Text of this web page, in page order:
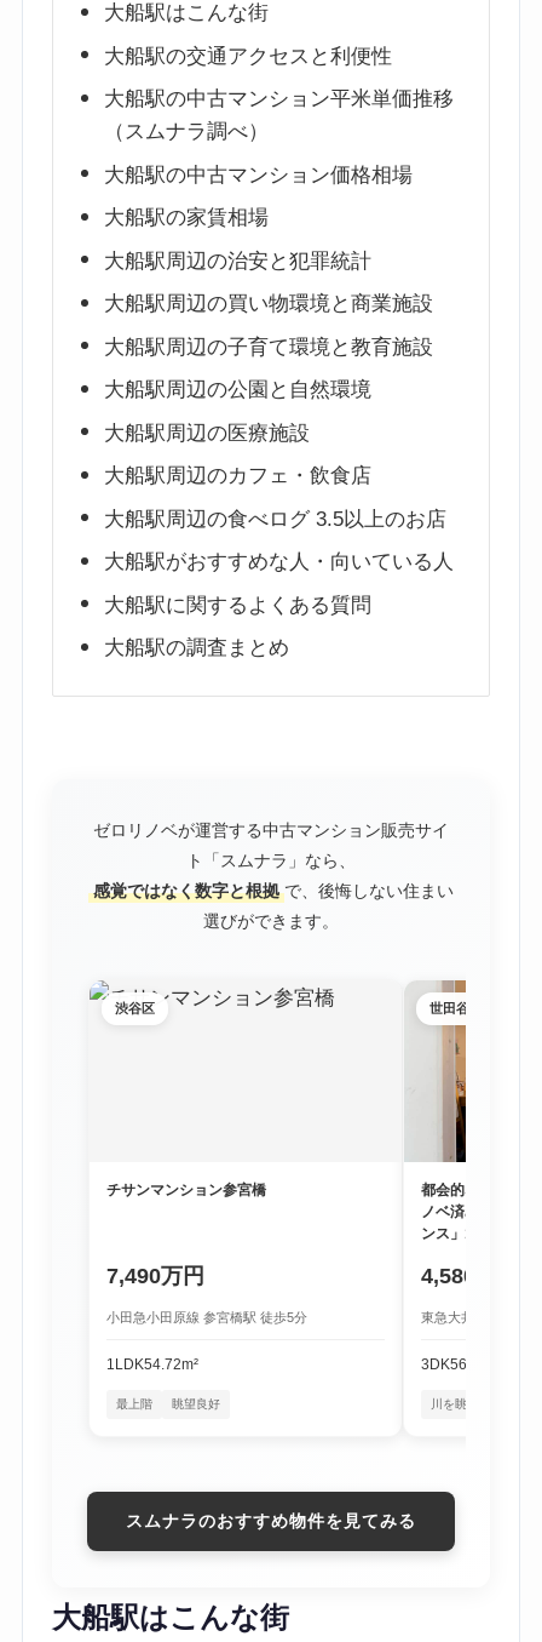
大船駅はこんな街
大船駅の交通アクセスと利便性
大船駅の中古マンション平米単価推移
（スムナラ調べ）
大船駅の中古マンション価格相場
大船駅の家賃相場
大船駅周辺の治安と犯罪統計
大船駅周辺の買い物環境と商業施設
大船駅周辺の子育て環境と教育施設
大船駅周辺の公園と自然環境
大船駅周辺の医療施設
大船駅周辺のカフェ・飲食店
大船駅周辺の食べログ 3.5以上のお店
大船駅がおすすめな人・向いている人
大船駅に関するよくある質問
大船駅の調査まとめ
ゼロリノベが運営する中古マンション販売サイ
ト「スムナラ」なら、
感覚ではなく数字と根拠 で、後悔しない住まい
選びができます。
渋谷区
チサンマンション参宮橋
7,490万円
小田急小田原線 参宮橋駅 徒歩5分
1LDK54.72m²
最上階 眺望良好
世田谷区
都会的な利便性
ノベ済み物件「
ンス」1階
4,580万円
東急大井町線 尾山
3DK56.16m²
川を眺める暮らし
スムナラのおすすめ物件を見てみる
大船駅はこんな街